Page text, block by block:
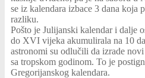
se iz kalendara izbace 3 dana koja
razliku.
Pošto je Julijanski kalendar i dalje
do XVI vijeka akumulirala na 10
astronomi su odlučili da izrade
sa tropskom godinom. To je
Gregorijanskog kalendara.